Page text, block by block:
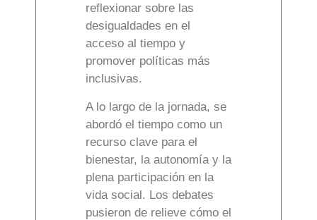
reflexionar sobre las
desigualdades en el
acceso al tiempo y
promover políticas más
inclusivas.
A lo largo de la jornada, se
abordó el tiempo como un
recurso clave para el
bienestar, la autonomía y la
plena participación en la
vida social. Los debates
pusieron de relieve cómo el